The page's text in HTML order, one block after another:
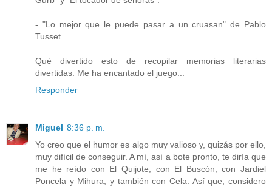
- "Lo mejor que le puede pasar a un cruasan" de Pablo
Tusset.
Qué divertido esto de recopilar memorias literarias
divertidas. Me ha encantado el juego...
Responder
Miguel 8:36 p. m.
Yo creo que el humor es algo muy valioso y, quizás por ello,
muy difícil de conseguir. A mí, así a bote pronto, te diría que
me he reído con El Quijote, con El Buscón, con Jardiel
Poncela y Mihura, y también con Cela. Así que, considero